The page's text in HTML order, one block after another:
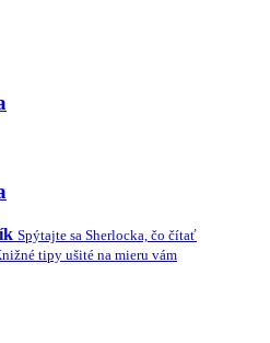
Spýtajte sa Sherlocka, čo čítať
tipy ušité na mieru vám